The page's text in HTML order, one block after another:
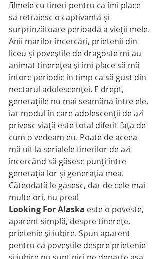
filmele cu tineri pentru că îmi place
să retrăiesc o captivantă și
surprinzătoare perioadă a vieții mele.
Anii marilor încercări, prietenii din
liceu şi poveștile de dragoste mi-au
animat tinerețea și îmi place să mă
întorc periodic în timp ca să gust din
nectarul adolescenței. E drept,
generațiile nu mai seamănă între ele,
iar modul în care adolescenţii de azi
privesc viață este total diferit față de
cum o vedeam eu. Poate de aceea
mă uit la serialele tinerilor de azi
încercând să găsesc punți între
generația lor și generația mea.
Câteodată le găsesc, dar de cele mai
multe ori, nu prea!
Looking For Alaska este o poveste,
aparent simplă, despre tinerețe,
prietenie și iubire. Spun aparent
pentru că poveștile despre prietenie